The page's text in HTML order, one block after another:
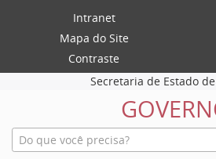
Intranet
Mapa do Site
Contraste
Secretaria de Estado